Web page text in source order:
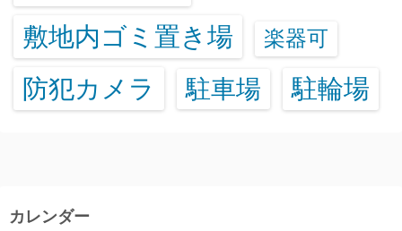
敷地内ゴミ置き場
楽器可
防犯カメラ 駐車場 駐輪場
カレンダー